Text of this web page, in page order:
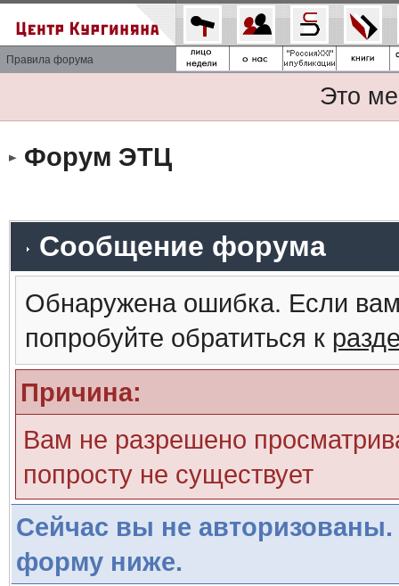
Правила форума
Это
Форум ЭТЦ
Сообщение форума
Обнаружена ошибка. Если
попробуйте обратиться к
Причина:
Вам не разрешено
попросту не существует
Сейчас вы не авторизованы.
форму ниже.